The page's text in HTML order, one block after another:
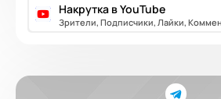
Накрутка в YouTube
Зрители, Подписчики, Лайки,